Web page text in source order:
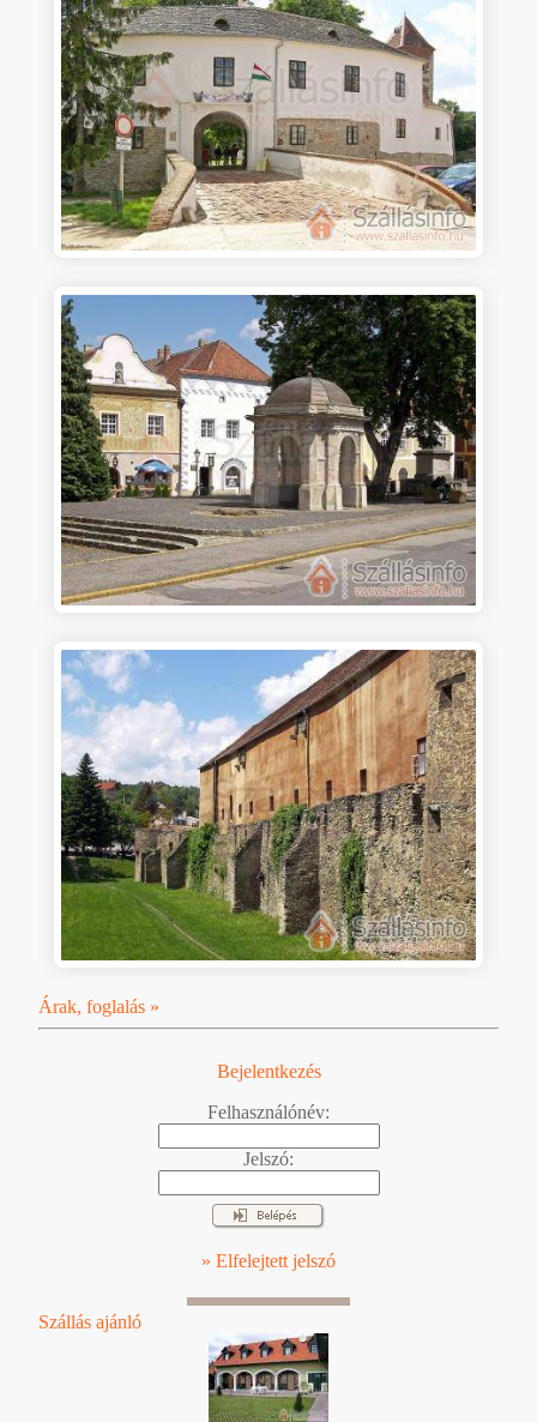
Árak, foglalás »
Bejelentkezés
Felhasználónév:
Jelszó:
» Elfelejtett jelszó
Szállás ajánló